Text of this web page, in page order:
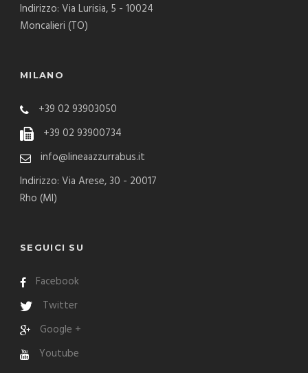
Indirizzo: Via Lurisia, 5 - 10024
Moncalieri (TO)
MILANO
+39 02 93903050
+39 02 93900734
info@lineaazzurrabus.it
Indirizzo: Via Arese, 30 - 20017
Rho (MI)
SEGUICI SU
Facebook
Twitter
Google +
Youtube